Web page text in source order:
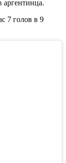
аргентинца.
7 голов в 9